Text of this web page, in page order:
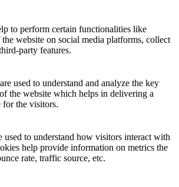
to perform certain functionalities like
website on social media platforms, collect
party features.
used to understand and analyze the key
the website which helps in delivering a
for the visitors.
used to understand how visitors interact with
help provide information on metrics the
rate, traffic source, etc.